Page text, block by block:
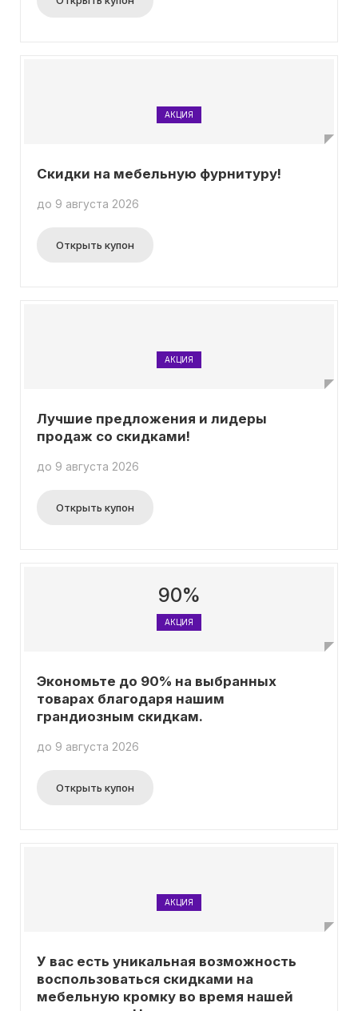
АКЦИЯ
Скидки на мебельную фурнитуру!
до 9 августа 2026
Открыть купон
АКЦИЯ
Лучшие предложения и лидеры
продаж со скидками!
до 9 августа 2026
Открыть купон
90%
АКЦИЯ
Экономьте до 90% на выбранных
товарах благодаря нашим
грандиозным скидкам.
до 9 августа 2026
Открыть купон
АКЦИЯ
У вас есть уникальная возможность
воспользоваться скидками на
мебельную кромку во время нашей